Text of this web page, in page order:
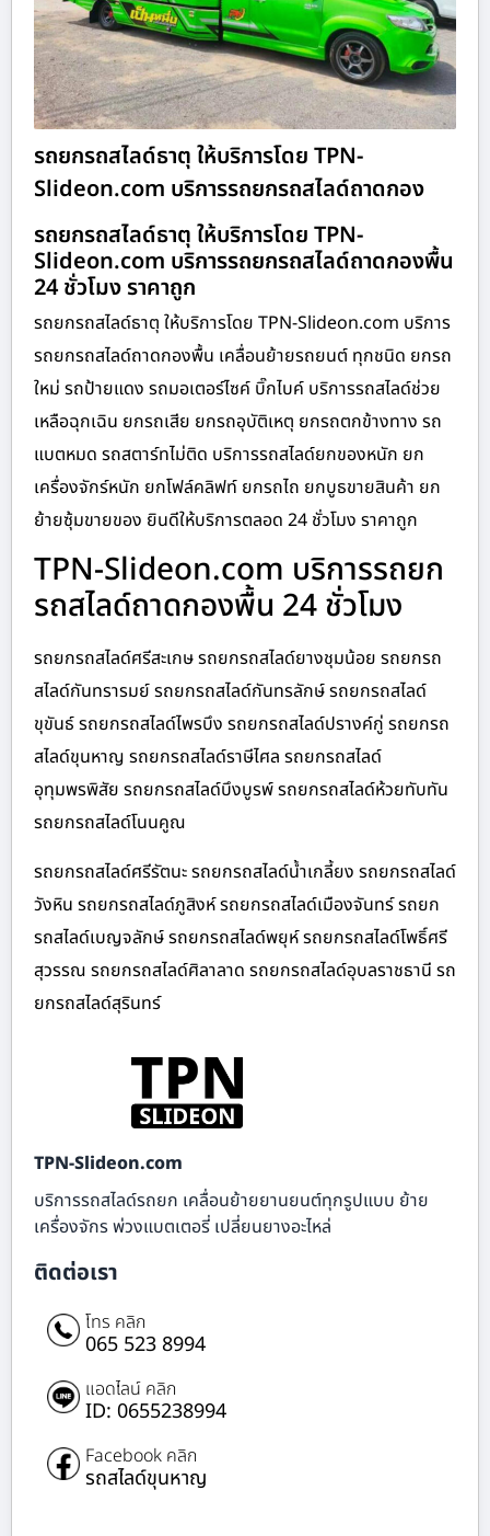
รถยกรถสไลด์ธาตุ ให้บริการโดย TPN-
Slideon.com บริการรถยกรถสไลด์ถาดกอง
รถยกรถสไลด์ธาตุ ให้บริการโดย TPN-
Slideon.com บริการรถยกรถสไลด์ถาดกองพื้น
24 ชั่วโมง ราคาถูก
รถยกรถสไลด์ธาตุ ให้บริการโดย TPN-Slideon.com บริการ
รถยกรถสไลด์ถาดกองพื้น เคลื่อนย้ายรถยนต์ ทุกชนิด ยกรถ
ใหม่ รถป้ายแดง รถมอเตอร์ไซค์ บิ๊กไบค์ บริการรถสไลด์ช่วย
เหลือฉุกเฉิน ยกรถเสีย ยกรถอุบัติเหตุ ยกรถตกข้างทาง รถ
แบตหมด รถสตาร์ทไม่ติด บริการรถสไลด์ยกของหนัก ยก
เครื่องจักร์หนัก ยกโฟล์คลิฟท์ ยกรถไถ ยกบูธขายสินค้า ยก
ย้ายซุ้มขายของ ยินดีให้บริการตลอด 24 ชั่วโมง ราคาถูก
TPN-Slideon.com บริการรถยก
รถสไลด์ถาดกองพื้น 24 ชั่วโมง
รถยกรถสไลด์ศรีสะเกษ รถยกรถสไลด์ยางชุมน้อย รถยกรถ
สไลด์กันทรารมย์ รถยกรถสไลด์กันทรลักษ์ รถยกรถสไลด์
ขุขันธ์ รถยกรถสไลด์ไพรบึง รถยกรถสไลด์ปรางค์กู่ รถยกรถ
สไลด์ขุนหาญ รถยกรถสไลด์ราษีไศล รถยกรถสไลด์
อุทุมพรพิสัย รถยกรถสไลด์บึงบูรพ์ รถยกรถสไลด์ห้วยทับทัน
รถยกรถสไลด์โนนคูณ
รถยกรถสไลด์ศรีรัตนะ รถยกรถสไลด์น้ำเกลี้ยง รถยกรถสไลด์
วังหิน รถยกรถสไลด์ภูสิงห์ รถยกรถสไลด์เมืองจันทร์ รถยก
รถสไลด์เบญจลักษ์ รถยกรถสไลด์พยุห์ รถยกรถสไลด์โพธิ์ศรี
สุวรรณ รถยกรถสไลด์ศิลาลาด รถยกรถสไลด์อุบลราชธานี รถ
ยกรถสไลด์สุรินทร์
TPN-Slideon.com
บริการรถสไลด์รถยก เคลื่อนย้ายยานยนต์ทุกรูปแบบ ย้าย
เครื่องจักร พ่วงแบตเตอรี่ เปลี่ยนยางอะไหล่
ติดต่อเรา
โทร คลิก
065 523 8994
แอดไลน์ คลิก
ID: 0655238994
Facebook คลิก
รถสไลด์ขุนหาญ